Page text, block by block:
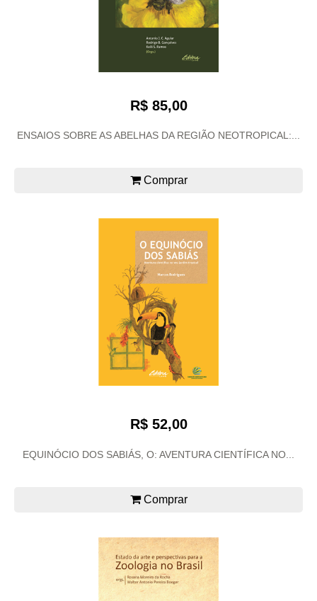
R$ 85,00
ENSAIOS SOBRE AS ABELHAS DA REGIÃO NEOTROPICAL:...
Comprar
R$ 52,00
EQUINÓCIO DOS SABIÁS, O: AVENTURA CIENTÍFICA NO...
Comprar